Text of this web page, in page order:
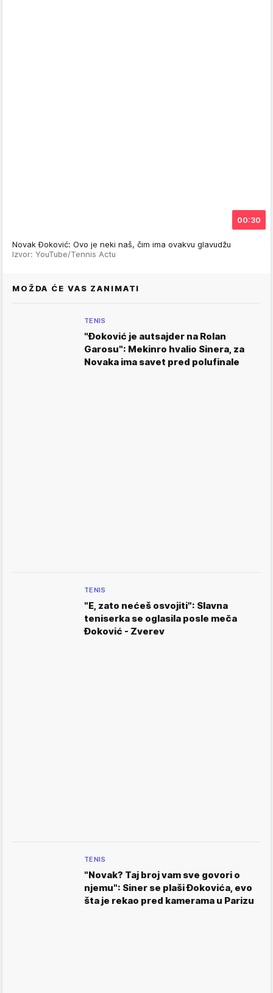
00:30
Novak Đoković: Ovo je neki naš, čim ima ovakvu glavudžu
Izvor: YouTube/Tennis Actu
MOŽDA ĆE VAS ZANIMATI
TENIS
"Đoković je autsajder na Rolan
Garosu": Mekinro hvalio Sinera, za
Novaka ima savet pred polufinale
TENIS
"E, zato nećeš osvojiti": Slavna
teniserka se oglasila posle meča
Đoković - Zverev
TENIS
"Novak? Taj broj vam sve govori o
njemu": Siner se plaši Đokovića, evo
šta je rekao pred kamerama u Parizu